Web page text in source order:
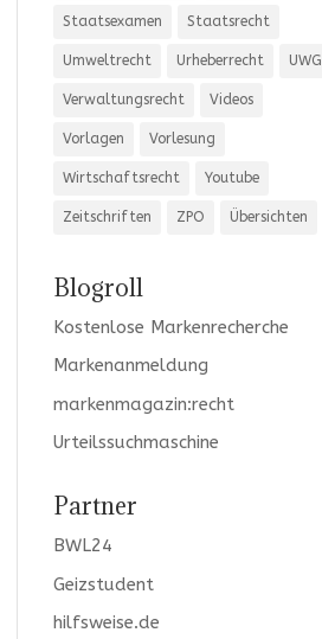
Staatsexamen Staatsrecht
Umweltrecht Urheberrecht UWG
Verwaltungsrecht Videos
Vorlagen Vorlesung
Wirtschaftsrecht Youtube
Zeitschriften ZPO Übersichten
Blogroll
Kostenlose Markenrecherche
Markenanmeldung
markenmagazin:recht
Urteilssuchmaschine
Partner
BWL24
Geizstudent
hilfsweise.de